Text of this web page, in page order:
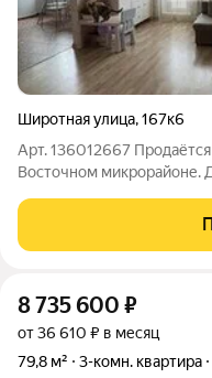
Широтная улица,167к6
Арт. 136012667
Восточном микрорайоне.
площадь 91,6 кв.м.
кухня площадью 13кв.м., три
8 735 600 ₽
от 36 610 ₽ в месяц
79,8 м²
3-комн. квартира